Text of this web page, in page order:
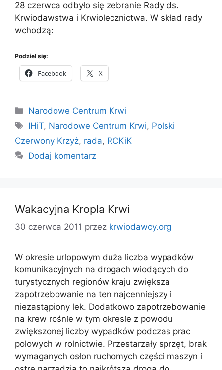
28 czerwca odbyło się zebranie Rady ds.
Krwiodawstwa i Krwiolecznictwa. W skład rady
wchodzą:
Podziel się:
Facebook X
Kategorie
Narodowe Centrum Krwi
Tagi
IHiT, Narodowe Centrum Krwi, Polski
Czerwony Krzyż, rada, RCKiK
Dodaj komentarz
Wakacyjna Kropla Krwi
30 czerwca 2011 przez krwiodawcy.org
W okresie urlopowym duża liczba wypadków
komunikacyjnych na drogach wiodących do
turystycznych regionów kraju zwiększa
zapotrzebowanie na ten najcenniejszy i
niezastąpiony lek. Dodatkowo zapotrzebowanie
na krew rośnie w tym okresie z powodu
zwiększonej liczby wypadków podczas prac
polowych w rolnictwie. Przestarzały sprzęt, brak
wymaganych osłon ruchomych części maszyn i